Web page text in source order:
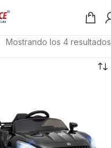
Mostrando los 4 resultados